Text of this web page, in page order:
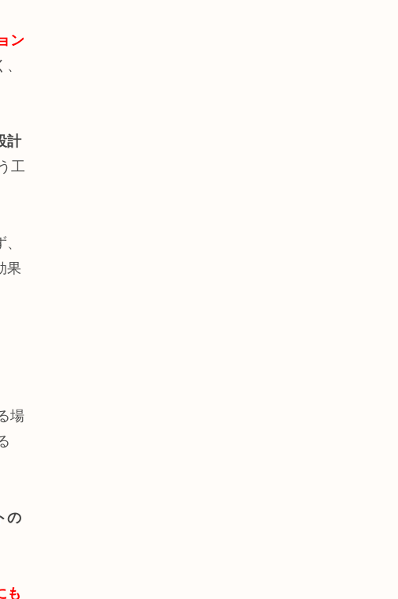
ン
計
工
果
場
の
も